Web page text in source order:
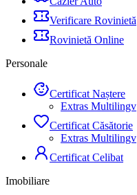
Verificare Rovinietă
Rovinietă Online
Personale
Certificat Naștere
Extras Multilingv
Certificat Căsătorie
Extras Multilingv
Certificat Celibat
Imobiliare